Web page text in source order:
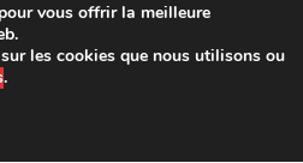
vous offrir la meilleure
les cookies que nous utilisons ou
.